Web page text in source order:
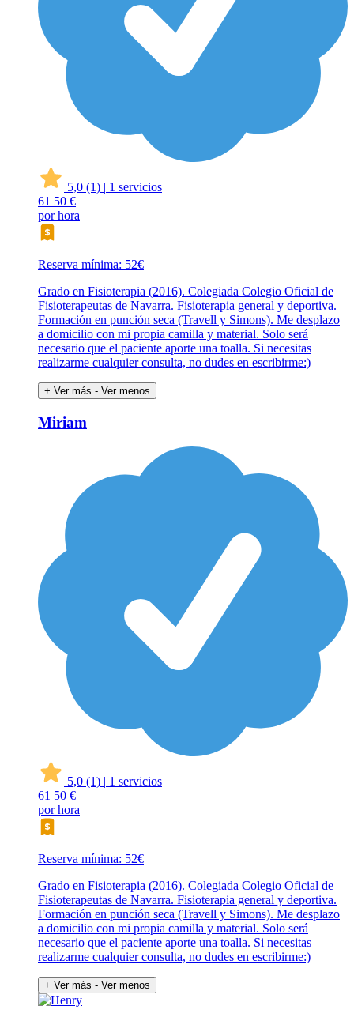
5,0 (1) | 1 servicios
61 50 €
por hora
Reserva mínima: 52€
Grado en Fisioterapia (2016). Colegiada Colegio Oficial de
Fisioterapeutas de Navarra. Fisioterapia general y deportiva.
Formación en punción seca (Travell y Simons). Me desplazo
a domicilio con mi propia camilla y material. Solo será
necesario que el paciente aporte una toalla. Si necesitas
realizarme cualquier consulta, no dudes en escribirme:)
+ Ver más - Ver menos
Miriam
5,0 (1) | 1 servicios
61 50 €
por hora
Reserva mínima: 52€
Grado en Fisioterapia (2016). Colegiada Colegio Oficial de
Fisioterapeutas de Navarra. Fisioterapia general y deportiva.
Formación en punción seca (Travell y Simons). Me desplazo
a domicilio con mi propia camilla y material. Solo será
necesario que el paciente aporte una toalla. Si necesitas
realizarme cualquier consulta, no dudes en escribirme:)
+ Ver más - Ver menos